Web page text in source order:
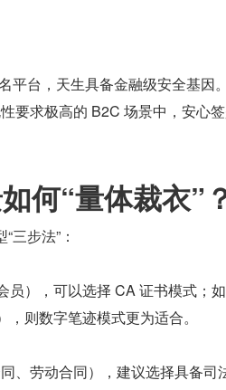
平台，天生具备金融级安全基因
要求极高的 B2C 场景中，安心
何“量体裁衣”
三步法”：
员），可以选择 CA 证书模式；
则数字笔迹模式更为适合。
、劳动合同），建议选择具备司